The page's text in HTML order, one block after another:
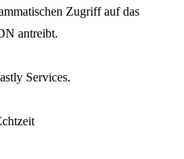
Zugriff auf das
antreibt.
Services.